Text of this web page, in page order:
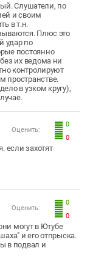
Слушатели, по
и своим
в т.н.
Плюс это
удар по
постоянно
их ведома ни
контролируют
пространстве.
в узком кругу),
0
0
Оценить:
если захотят
0
0
Оценить:
могут в Ютубе
и его отпрыска.
в подвал и